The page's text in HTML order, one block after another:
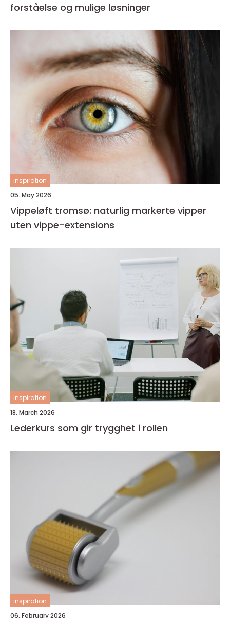
forståelse og mulige løsninger
inspiration
05. May 2026
Vippeløft tromsø: naturlig markerte vipper
uten vippe-extensions
inspiration
18. March 2026
Lederkurs som gir trygghet i rollen
inspiration
06. February 2026